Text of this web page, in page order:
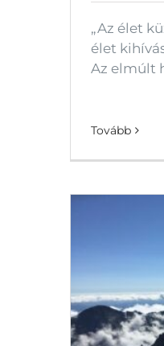
„Az élet
élet
Az elmúlt
Tovább